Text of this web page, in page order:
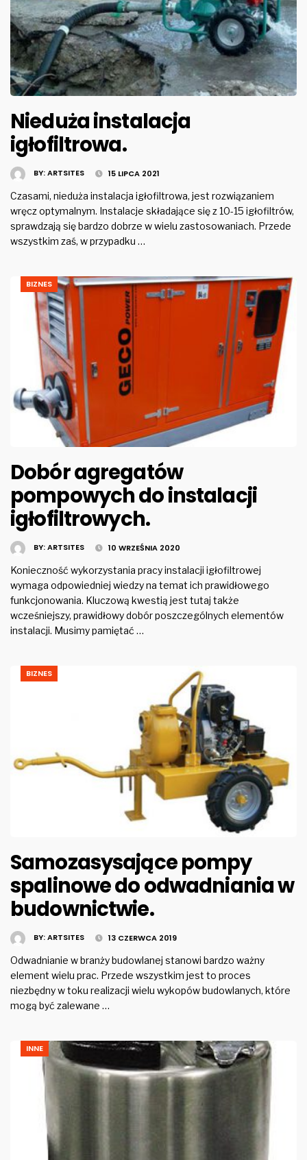
Nieduża instalacja
igłofiltrowa.
BY:ARTSITES 15 LIPCA 2021
Czasami, nieduża instalacja igłofiltrowa, jest rozwiązaniem
wręcz optymalnym. Instalacje składające się z 10-15 igłofiltrów,
sprawdzają się bardzo dobrze w wielu zastosowaniach. Przede
wszystkim zaś, w przypadku …
BIZNES
Dobór agregatów
pompowych do instalacji
igłofiltrowych.
BY:ARTSITES 10 WRZEŚNIA 2020
Konieczność wykorzystania pracy instalacji igłofiltrowej
wymaga odpowiedniej wiedzy na temat ich prawidłowego
funkcjonowania. Kluczową kwestią jest tutaj także
wcześniejszy, prawidłowy dobór poszczególnych elementów
instalacji. Musimy pamiętać …
BIZNES
Samozasysające pompy
spalinowe do odwadniania w
budownictwie.
BY:ARTSITES 13 CZERWCA 2019
Odwadnianie w branży budowlanej stanowi bardzo ważny
element wielu prac. Przede wszystkim jest to proces
niezbędny w toku realizacji wielu wykopów budowlanych, które
mogą być zalewane …
INNE